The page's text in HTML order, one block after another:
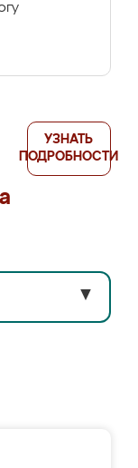
УЗНАТЬ
ПОДРОБНОСТИ
▼